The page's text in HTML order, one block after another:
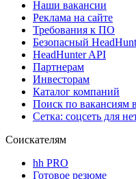
Наши вакансии
Реклама на сайте
Требования к ПО
Безопасный
HeadHunter API
Партнерам
Инвесторам
Каталог компаний
Поиск по вакансиям
Сетка: соцсеть для
Соискателям
hh PRO
Готовое резюме